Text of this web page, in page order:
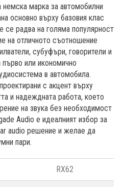
марка за автомобилни
основно върху базовия клас
се радва на голяма популярност
на отличното съотношение
субуфъри, говорители и
първо или икономично
в автомобила.
с акцент върху
и надеждната работа, което
на звука без необходимост
Audio е идеалният избор за
audio решение и желае да
пари.
RX62